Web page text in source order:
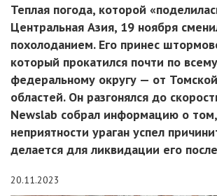
Теплая погода, которой
Центральная Азия, 19 ноября
похолоданием. Его принес
который прокатился почти по всему
федеральному округу — от
областей. Он разгонялся до
Newslab собрал информацию о
неприятности ураган успел
делается для ликвидации его
20.11.2023